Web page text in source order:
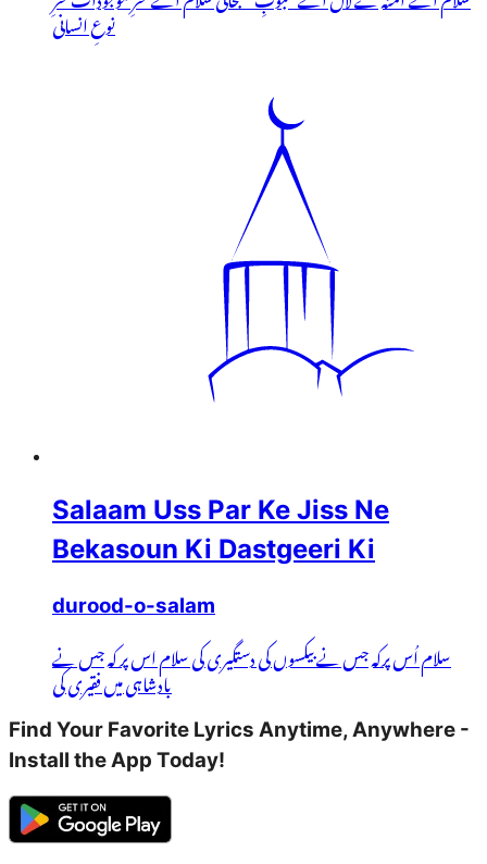
نوعِ انسانی
Salaam Uss Par Ke Jiss Ne
Bekasoun Ki Dastgeeri Ki
durood-o-salam
سلام اُس پرکہ جس نے بیکسوں کی دستگیری کی سلام اس پر کہ جس نے
بادشاہی میں فقیری کی
Find Your Favorite Lyrics Anytime, Anywhere -
Install the App Today!